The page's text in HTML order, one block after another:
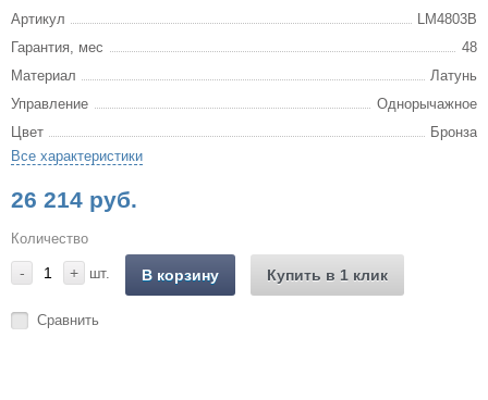
Артикул
LM4803B
Гарантия, мес
48
Материал
Латунь
Управление
Однорычажное
Цвет
Бронза
Все характеристики
26 214 руб.
Количество
- + шт. В корзину Купить в 1 клик
Сравнить